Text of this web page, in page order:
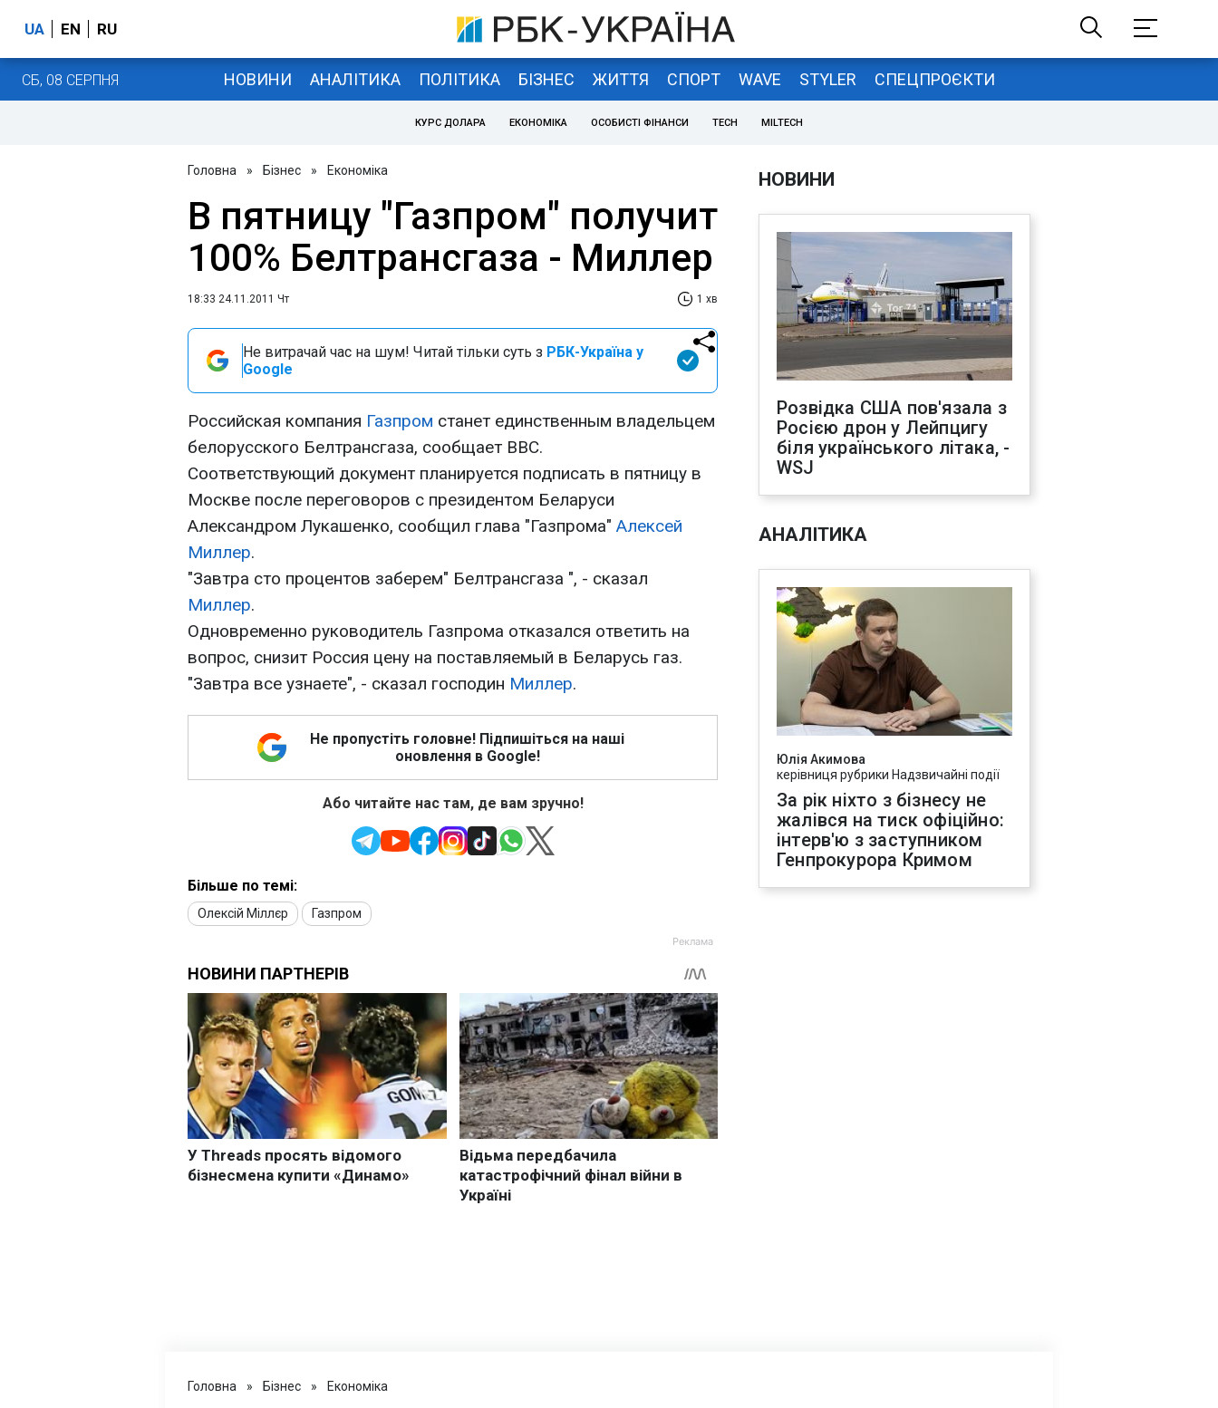
UA EN RU
СБ, 08 СЕРПНЯ НОВИНИ АНАЛІТИКА ПОЛІТИКА БІЗНЕС ЖИТТЯ СПОРТ WAVE STYLER СПЕЦПРОЄКТИ
КУРС ДОЛАРА ЕКОНОМІКА ОСОБИСТІ ФІНАНСИ TECH MILTECH
Головна » Бізнес » Економіка
В пятницу "Газпром" получит
100% Белтрансгаза - Миллер
18:33 24.11.2011 Чт 1 хв
Не витрачай час на шум! Читай тільки суть з РБК-Україна у
Google
Российская компания Газпром станет единственным владельцем
белорусского Белтрансгаза, сообщает BBC.
Соответствующий документ планируется подписать в пятницу в
Москве после переговоров с президентом Беларуси
Александром Лукашенко, сообщил глава "Газпрома" Алексей
Миллер.
"Завтра сто процентов заберем" Белтрансгаза ", - сказал
Миллер.
Одновременно руководитель Газпрома отказался ответить на
вопрос, снизит Россия цену на поставляемый в Беларусь газ.
"Завтра все узнаете", - сказал господин Миллер.
Не пропустіть головне! Підпишіться на наші
оновлення в Google!
Або читайте нас там, де вам зручно!
Більше по темі:
Олексій Міллєр Газпром
НОВИНИ
Розвідка США пов'язала з
Росією дрон у Лейпцигу
біля українського літака, -
WSJ
АНАЛІТИКА
Юлія Акимова
керівниця рубрики Надзвичайні події
За рік ніхто з бізнесу не
жалівся на тиск офіційно:
інтерв'ю з заступником
Генпрокурора Кримом
Головна » Бізнес » Економіка